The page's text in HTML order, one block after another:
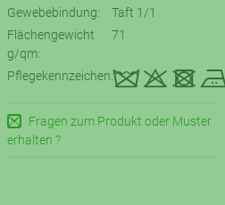
Gewebebindung:
Taft 1/1
Flächengewicht
g/qm:
71
Pflegekennzeichen:
Fragen zum Produkt oder Muster
erhalten ?